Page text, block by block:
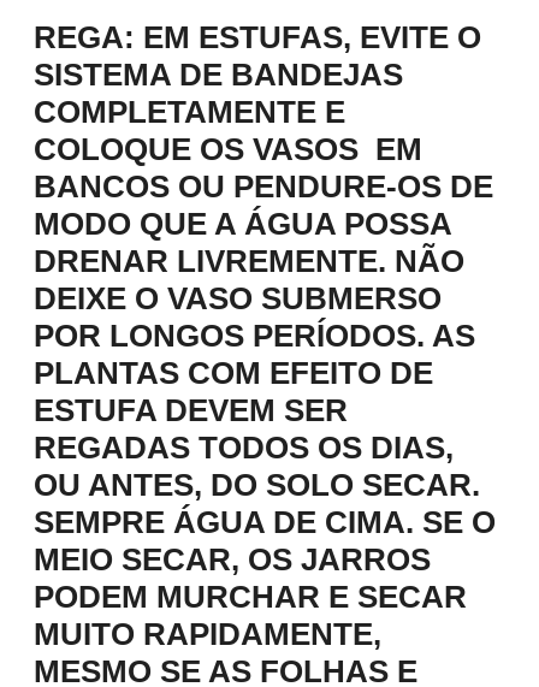
REGA: EM ESTUFAS, EVITE O
SISTEMA DE BANDEJAS
COMPLETAMENTE E
COLOQUE OS VASOS EM
BANCOS OU PENDURE-OS DE
MODO QUE A ÁGUA POSSA
DRENAR LIVREMENTE. NÃO
DEIXE O VASO SUBMERSO
POR LONGOS PERÍODOS. AS
PLANTAS COM EFEITO DE
ESTUFA DEVEM SER
REGADAS TODOS OS DIAS,
OU ANTES, DO SOLO SECAR.
SEMPRE ÁGUA DE CIMA. SE O
MEIO SECAR, OS JARROS
PODEM MURCHAR E SECAR
MUITO RAPIDAMENTE,
MESMO SE AS FOLHAS E